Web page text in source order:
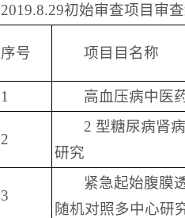
2019.8.29初始审查项目审
序号 项目目名称
1
高血压病中医
2
2 型糖尿病肾
研究
3
紧急起始腹膜
随机对照多中心研